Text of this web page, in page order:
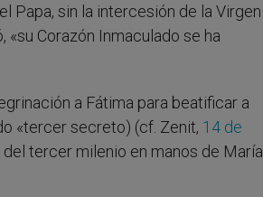
Papa, sin la intercesión de la Virgen
Corazón Inmaculado se ha
a Fátima para beatificar a
«tercer secreto) (cf. Zenit, 14 de
tercer milenio en manos de María